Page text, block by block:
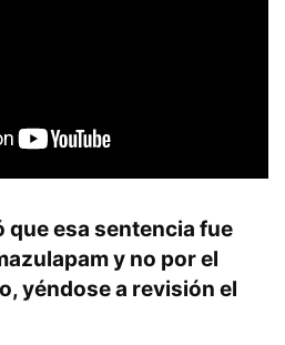
que esa sentencia fue
y no por el
yéndose a revisión el